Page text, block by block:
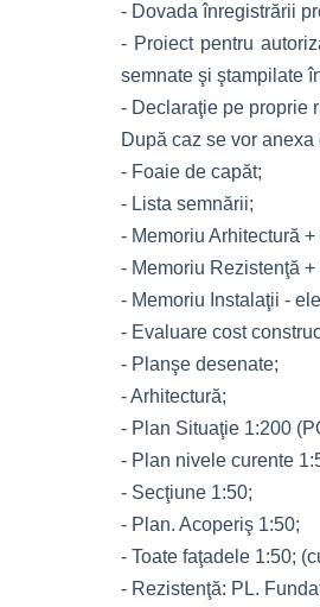
- Dovada înregistrării
- Proiect pentru
semnate şi ştampilate
- Declaraţie pe proprie
După caz se vor
- Foaie de capăt;
- Lista semnării;
- Memoriu Arhitectură
- Memoriu Rezistenţă
- Memoriu Instalaţii -
- Evaluare cost
- Planşe desenate;
- Arhitectură;
- Plan Situaţie 1:200
- Plan nivele curente
- Secţiune 1:50;
- Plan. Acoperiş 1:50;
- Toate faţadele 1:50;
- Rezistenţă: PL.